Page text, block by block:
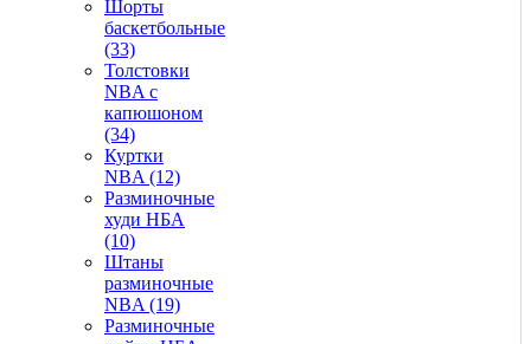
Шорты
баскетбольные
(33)
Толстовки
NBA с
капюшоном
(34)
Куртки
NBA (12)
Разминочные
худи НБА
(10)
Штаны
разминочные
NBA (19)
Разминочные